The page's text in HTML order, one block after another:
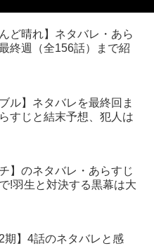
ど晴れ】ネタバレ・あら
終週（全156話）まで紹
ル】ネタバレを最終回ま
すじと結末予想、犯人は
】のネタバレ・あらすじ
!羽生と対決する黒幕は大
期】4話のネタバレと感